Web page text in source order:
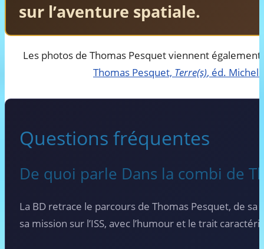
sur l’aventure spatiale.
Les photos de Thomas Pesquet viennent
Thomas Pesquet, Terre(s), éd. Michel
Questions fréquentes
De quoi parle Dans la combi de
La BD retrace le parcours de Thomas Pesquet, de
sa mission sur l’ISS, avec l’humour et le trait